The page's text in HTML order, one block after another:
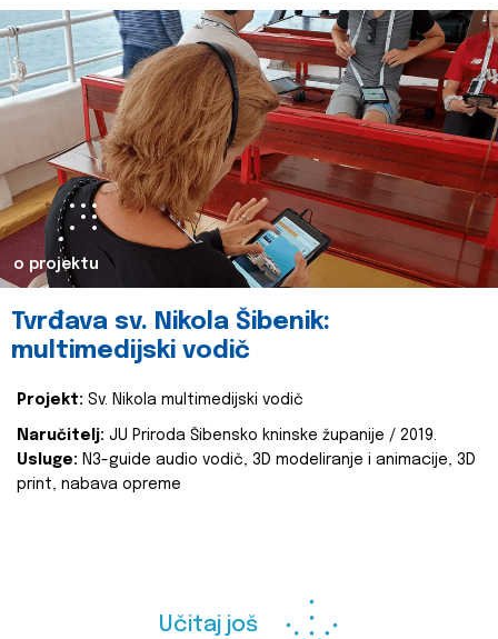
o projektu
Tvrđava sv. Nikola Šibenik:
multimedijski vodič
Projekt: Sv. Nikola multimedijski vodič
Naručitelj: JU Priroda Šibensko kninske županije / 2019.
Usluge: N3-guide audio vodič, 3D modeliranje i animacije, 3D
print, nabava opreme
Učitaj još